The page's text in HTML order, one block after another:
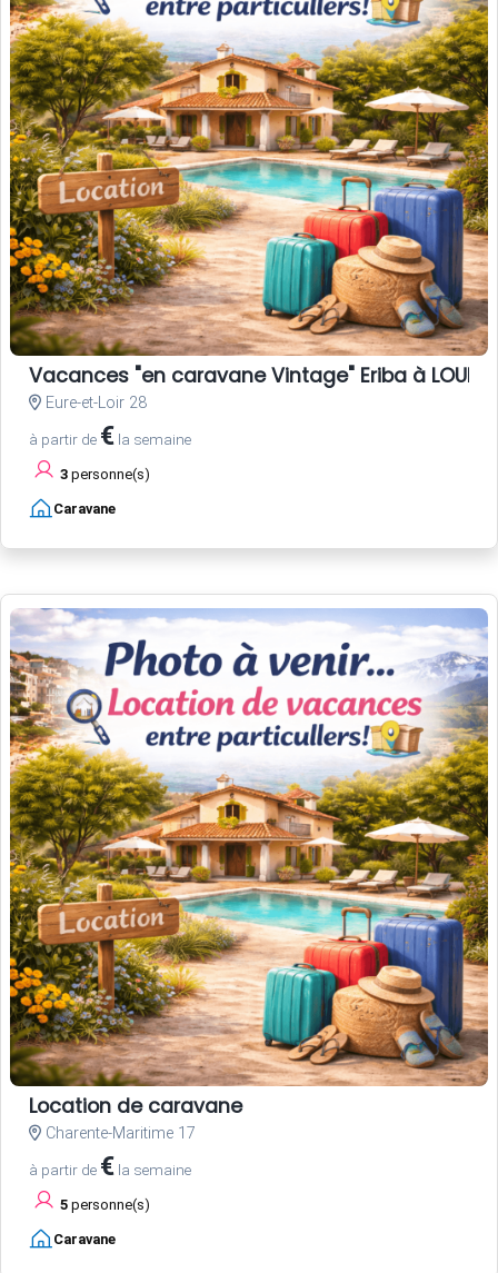
Vacances "en caravane Vintage" Eriba à LOUER,
Eure-et-Loir 28
à partir de € la semaine
3 personne(s)
Caravane
Location de caravane
Charente-Maritime 17
à partir de € la semaine
5 personne(s)
Caravane